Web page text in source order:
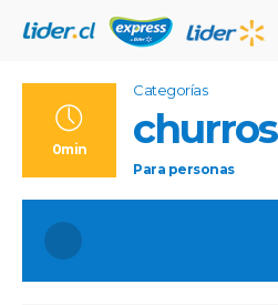
0min
Categorías
churros
Para personas